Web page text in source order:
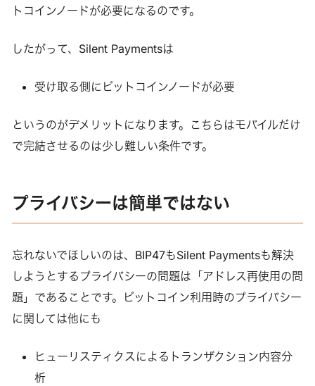
トコインノードが必要になるのです。
したがって、Silent Paymentsは
受け取る側にビットコインノードが必要
というのがデメリットになります。こちらはモバイルだけ
で完結させるのは少し難しい条件です。
プライバシーは簡単ではない
忘れないでほしいのは、BIP47もSilent Paymentsも解決
しようとするプライバシーの問題は「アドレス再使用の問
題」であることです。ビットコイン利用時のプライバシー
に関しては他にも
ヒューリスティクスによるトランザクション内容分
析